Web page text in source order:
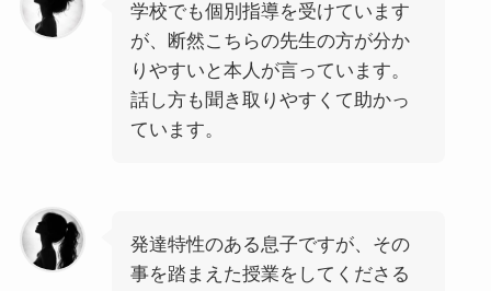
学校でも個別指導を受けています
が、断然こちらの先生の方が分か
りやすいと本人が言っています。
話し方も聞き取りやすくて助かっ
ています。
発達特性のある息子ですが、その
事を踏まえた授業をしてくださる